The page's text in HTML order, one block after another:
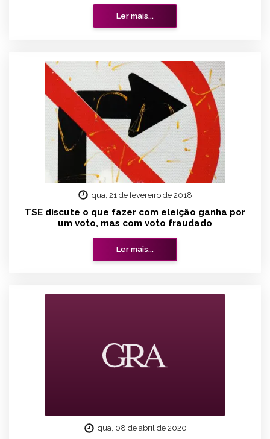
Ler mais...
qua, 21 de fevereiro de 2018
TSE discute o que fazer com eleição ganha por
um voto, mas com voto fraudado
Ler mais...
qua, 08 de abril de 2020